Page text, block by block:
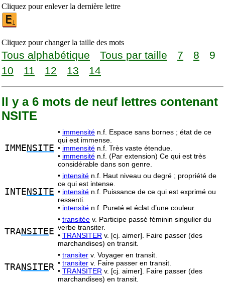
Cliquez pour enlever la dernière lettre
Cliquez pour changer la taille des mots
Tous alphabétique Tous par taille 7 8
9
10
11 12 13 14
Il y a 6 mots de neuf lettres contenant
NSITE
IMME NSITE
• immensité n.f. Espace sans bornes ; état de ce
qui est immense.
• immensité n.f. Très vaste étendue.
• immensité n.f. (Par extension) Ce qui est très
considérable dans son genre.
INTE NSITE
• intensité n.f. Haut niveau ou degré ; propriété de
ce qui est intense.
• intensité n.f. Puissance de ce qui est exprimé ou
ressenti.
• intensité n.f. Pureté et éclat d’une couleur.
TRANSITE E
• transitée v. Participe passé féminin singulier du
verbe transiter.
• TRANSITER v. [cj. aimer]. Faire passer (des
marchandises) en transit.
TRANSITE R
• transiter v. Voyager en transit.
• transiter v. Faire passer en transit.
• TRANSITER v. [cj. aimer]. Faire passer (des
marchandises) en transit.